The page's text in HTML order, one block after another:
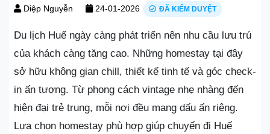
Diệp Nguyễn 24-01-2026 ĐÃ KIỂM DUYỆT
Du lịch Huế ngày càng phát triển nên nhu cầu lưu trú
của khách càng tăng cao. Những homestay tại đây
sở hữu không gian chill, thiết kế tinh tế và góc check-
in ấn tượng. Từ phong cách vintage nhẹ nhàng đến
hiện đại trẻ trung, mỗi nơi đều mang dấu ấn riêng.
Lựa chọn homestay phù hợp giúp chuyến đi Huế